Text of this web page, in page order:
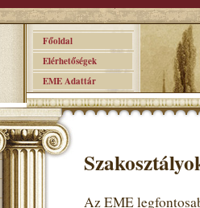
Főoldal
Elérhetőségek
EME Adattár
Az EME